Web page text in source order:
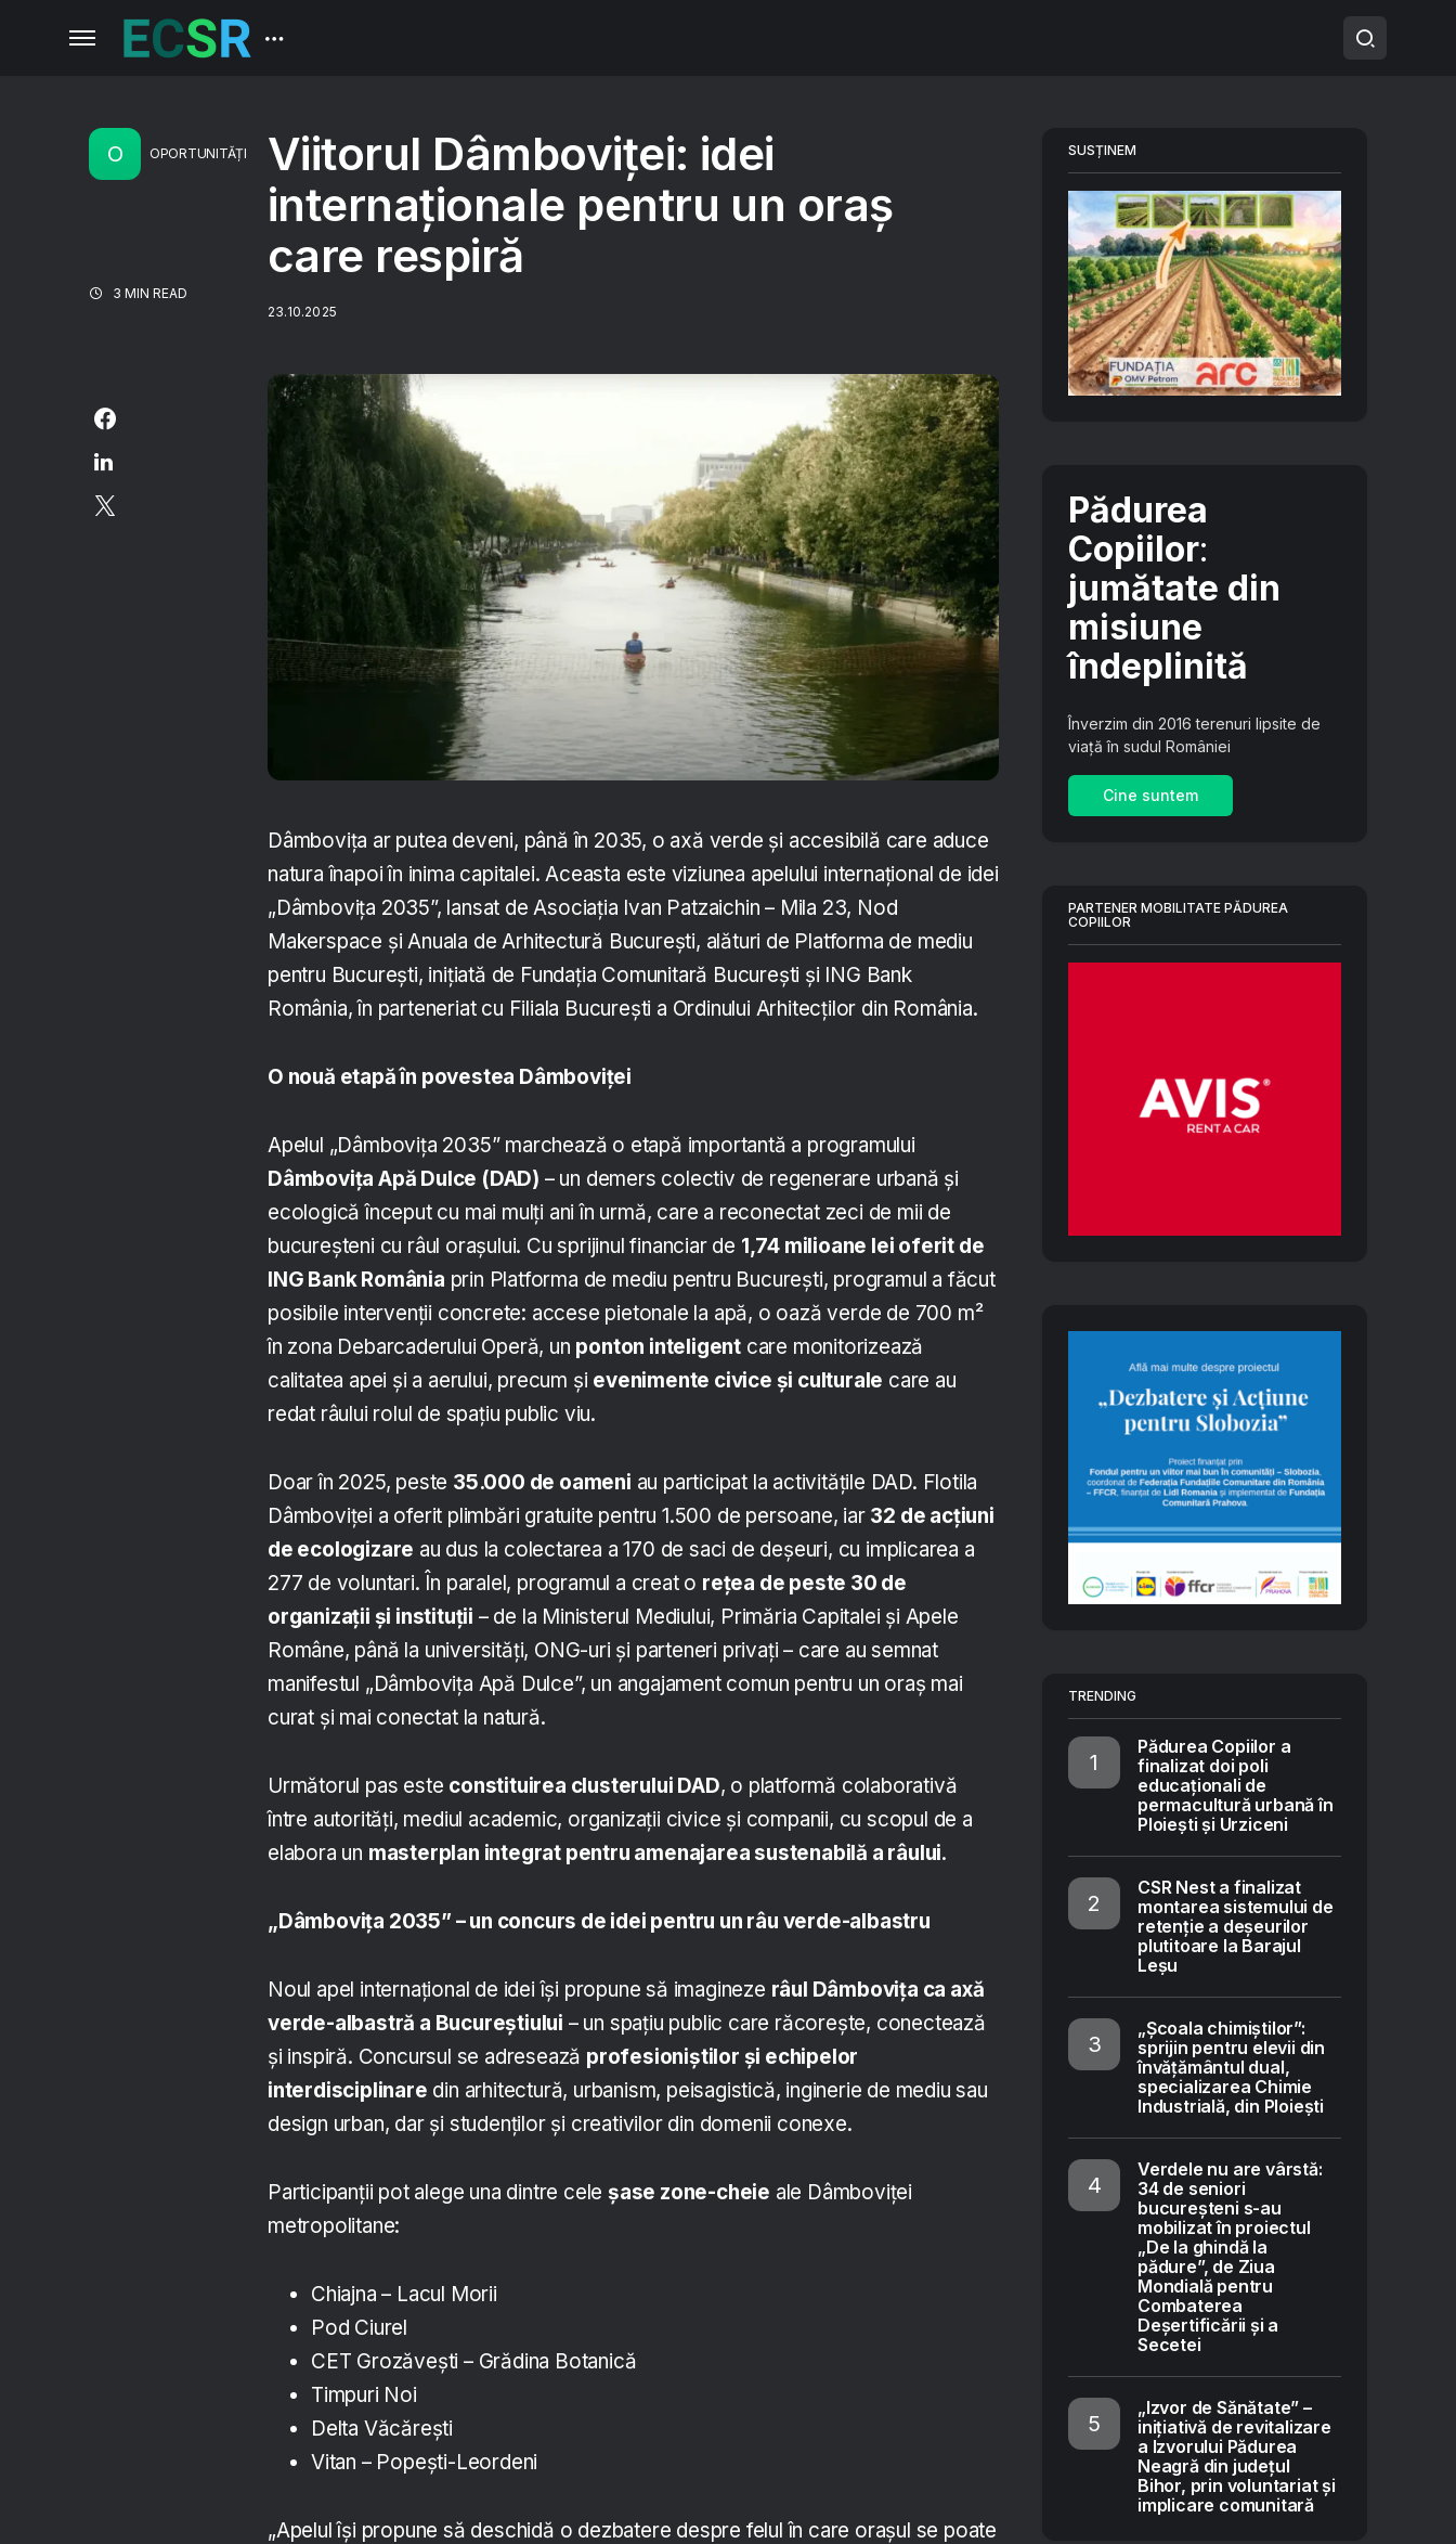
O OPORTUNITĂȚI
3 MIN READ
Viitorul Dâmboviței: idei
internaționale pentru un oraș
care respiră
23.10.2025
Dâmbovița ar putea deveni, până în 2035, o axă verde și accesibilă care aduce
natura înapoi în inima capitalei. Aceasta este viziunea apelului internațional de idei
„Dâmbovița 2035”, lansat de Asociația Ivan Patzaichin – Mila 23, Nod
Makerspace și Anuala de Arhitectură București, alături de Platforma de mediu
pentru București, inițiată de Fundația Comunitară București și ING Bank
România, în parteneriat cu Filiala București a Ordinului Arhitecților din România.
O nouă etapă în povestea Dâmboviței
Apelul „Dâmbovița 2035” marchează o etapă importantă a programului
Dâmbovița Apă Dulce (DAD) – un demers colectiv de regenerare urbană și
ecologică început cu mai mulți ani în urmă, care a reconectat zeci de mii de
bucureșteni cu râul orașului. Cu sprijinul financiar de 1,74 milioane lei oferit de
ING Bank România prin Platforma de mediu pentru București, programul a făcut
posibile intervenții concrete: accese pietonale la apă, o oază verde de 700 m²
în zona Debarcaderului Operă, un ponton inteligent care monitorizează
calitatea apei și a aerului, precum și evenimente civice și culturale care au
redat râului rolul de spațiu public viu.
Doar în 2025, peste 35.000 de oameni au participat la activitățile DAD. Flotila
Dâmboviței a oferit plimbări gratuite pentru 1.500 de persoane, iar 32 de acțiuni
de ecologizare au dus la colectarea a 170 de saci de deșeuri, cu implicarea a
277 de voluntari. În paralel, programul a creat o rețea de peste 30 de
organizații și instituții – de la Ministerul Mediului, Primăria Capitalei și Apele
Române, până la universități, ONG-uri și parteneri privați – care au semnat
manifestul „Dâmbovița Apă Dulce”, un angajament comun pentru un oraș mai
curat și mai conectat la natură.
Următorul pas este constituirea clusterului DAD, o platformă colaborativă
între autorități, mediul academic, organizații civice și companii, cu scopul de a
elabora un masterplan integrat pentru amenajarea sustenabilă a râului.
„Dâmbovița 2035” – un concurs de idei pentru un râu verde-albastru
Noul apel internațional de idei își propune să imagineze râul Dâmbovița ca axă
verde-albastră a Bucureștiului – un spațiu public care răcorește, conectează
și inspiră. Concursul se adresează profesioniștilor și echipelor
interdisciplinare din arhitectură, urbanism, peisagistică, inginerie de mediu sau
design urban, dar și studenților și creativilor din domenii conexe.
Participanții pot alege una dintre cele șase zone-cheie ale Dâmboviței
metropolitane:
Chiajna – Lacul Morii
Pod Ciurel
CET Grozăvești – Grădina Botanică
Timpuri Noi
Delta Văcărești
Vitan – Popești-Leordeni
„Apelul își propune să deschidă o dezbatere despre felul în care orașul se poate
SUSȚINEM
Pădurea
Copiilor:
jumătate din
misiune
îndeplinită
Înverzim din 2016 terenuri lipsite de
viață în sudul României
Cine suntem
PARTENER MOBILITATE PĂDUREA
COPIILOR
TRENDING
Pădurea Copiilor a
finalizat doi poli
educaționali de
permacultură urbană în
Ploiești și Urziceni
CSR Nest a finalizat
montarea sistemului de
retenție a deșeurilor
plutitoare la Barajul
Leșu
„Școala chimiștilor”:
sprijin pentru elevii din
învățământul dual,
specializarea Chimie
Industrială, din Ploiești
Verdele nu are vârstă:
34 de seniori
bucureșteni s-au
mobilizat în proiectul
„De la ghindă la
pădure”, de Ziua
Mondială pentru
Combaterea
Deșertificării și a
Secetei
„Izvor de Sănătate” –
inițiativă de revitalizare
a Izvorului Pădurea
Neagră din județul
Bihor, prin voluntariat și
implicare comunitară